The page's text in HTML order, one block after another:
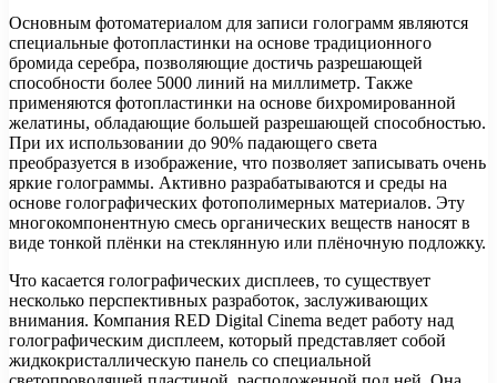
Основным фотоматериалом для записи голограмм являются
специальные фотопластинки на основе традиционного
бромида серебра, позволяющие достичь разрешающей
способности более 5000 линий на миллиметр. Также
применяются фотопластинки на основе бихромированной
желатины, обладающие большей разрешающей способностью.
При их использовании до 90% падающего света
преобразуется в изображение, что позволяет записывать очень
яркие голограммы. Активно разрабатываются и среды на
основе голографических фотополимерных материалов. Эту
многокомпонентную смесь органических веществ наносят в
виде тонкой плёнки на стеклянную или плёночную подложку.
Что касается голографических дисплеев, то существует
несколько перспективных разработок, заслуживающих
внимания. Компания RED Digital Cinema ведет работу над
голографическим дисплеем, который представляет собой
жидкокристаллическую панель со специальной